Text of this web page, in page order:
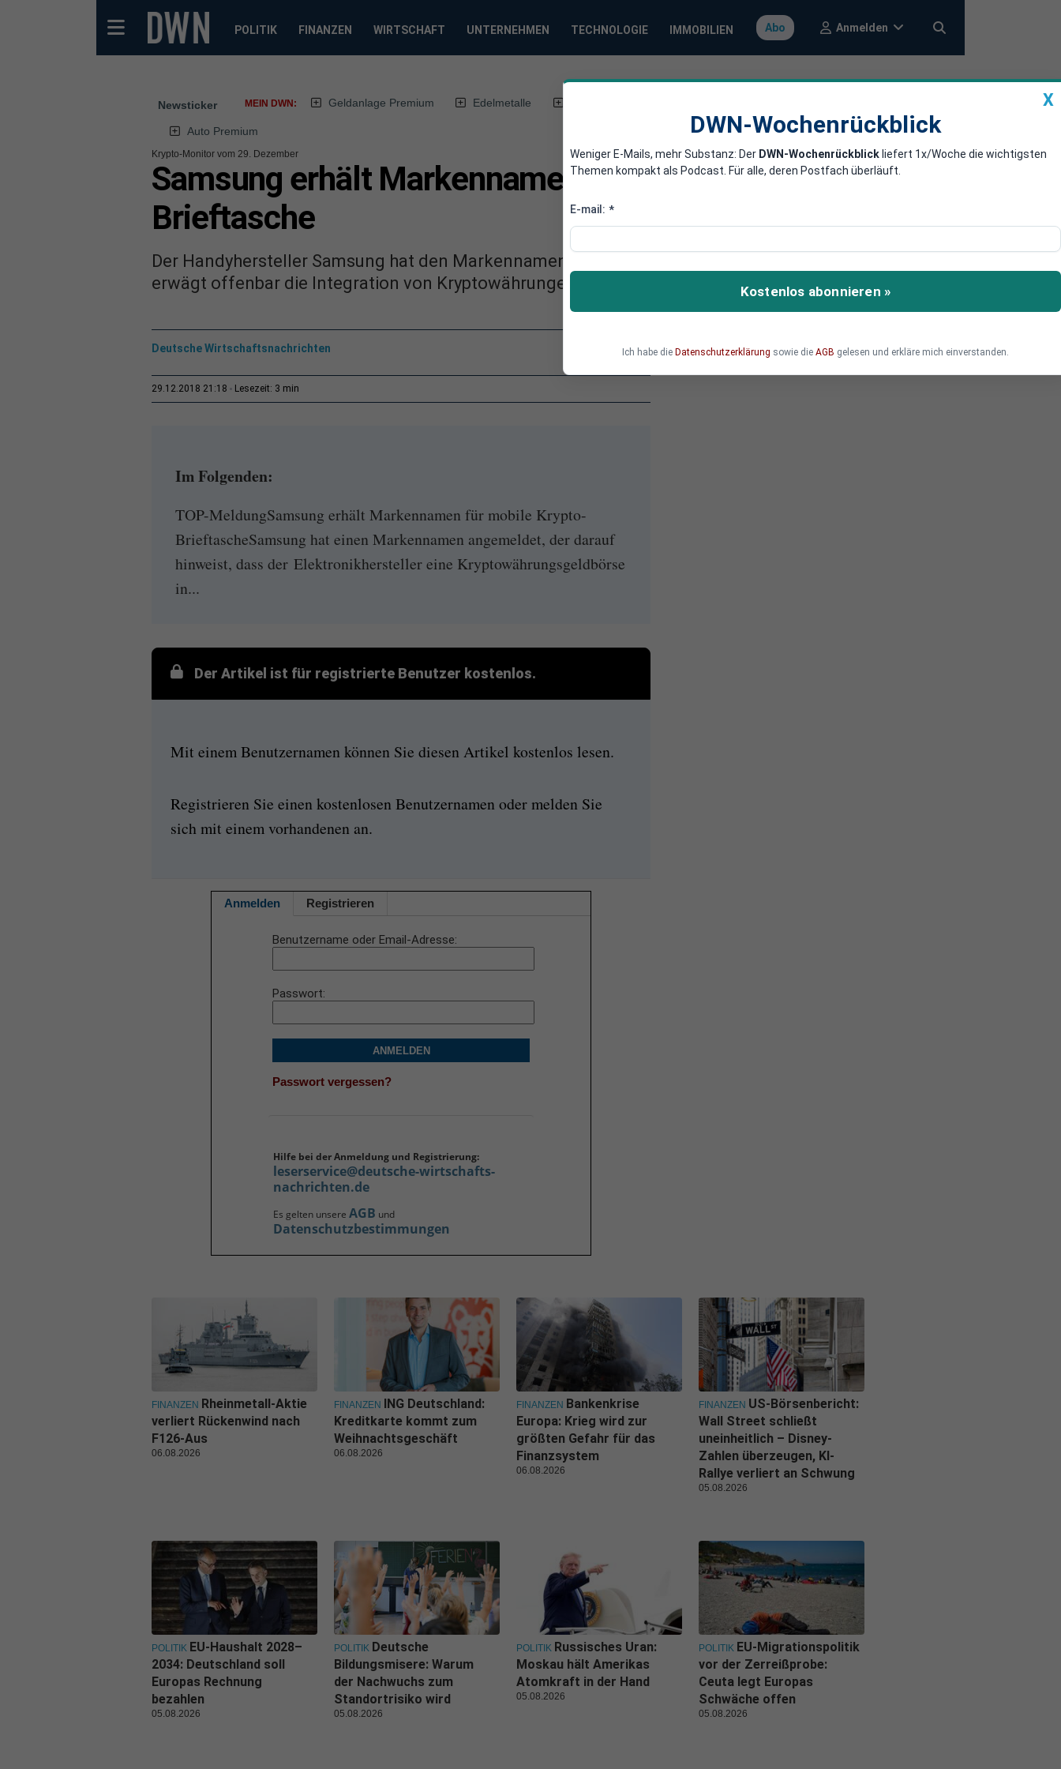
POLITIK FINANZEN WIRTSCHAFT UNTERNEHMEN TECHNOLOGIE IMMOBILIEN Abo Anmelden
Newsticker MEIN DWN: Geldanlage Premium Edelmetalle
Auto Premium
Krypto-Monitor vom 29. Dezember
Samsung erhält Markennamen für mobile Krypto-
Brieftasche
Der Handyhersteller Samsung hat den Markennamen „Samsung Crypto Wallet“ beantragt und
erwägt offenbar die Integration von Kryptowährungen.
Deutsche Wirtschaftsnachrichten
29.12.2018 21:18 Lesezeit: 3 min
Im Folgenden:
TOP-MeldungSamsung erhält Markennamen für mobile Krypto-
BrieftascheSamsung hat einen Markennamen angemeldet, der darauf
hinweist, dass der Elektronikhersteller eine Kryptowährungsgeldbörse
in...
Der Artikel ist für registrierte Benutzer kostenlos.
Mit einem Benutzernamen können Sie diesen Artikel kostenlos lesen.
Registrieren Sie einen kostenlosen Benutzernamen oder melden Sie
sich mit einem vorhandenen an.
Anmelden Registrieren
Benutzername oder Email-Adresse
Passwort
ANMELDEN
Passwort vergessen?
Hilfe bei der Anmeldung und Registrierung:
leserservice@deutsche-wirtschafts-
nachrichten.de
Es gelten unsere AGB und
Datenschutzbestimmungen
X
DWN-Wochenrückblick
Weniger E-Mails, mehr Substanz: Der DWN-Wochenrückblick liefert 1x/Woche die wichtigsten
Themen kompakt als Podcast. Für alle, deren Postfach überläuft.
E-mail: *
Kostenlos abonnieren »
Ich habe die Datenschutzerklärung sowie die AGB gelesen und erkläre mich einverstanden.
FINANZEN Rheinmetall-Aktie
verliert Rückenwind nach
F126-Aus
06.08.2026
FINANZEN ING Deutschland:
Kreditkarte kommt zum
Weihnachtsgeschäft
06.08.2026
FINANZEN Bankenkrise
Europa: Krieg wird zur
größten Gefahr für das
Finanzsystem
06.08.2026
FINANZEN US-Börsenbericht:
Wall Street schließt
uneinheitlich – Disney-
Zahlen überzeugen, KI-
Rallye verliert an Schwung
05.08.2026
POLITIK EU-Haushalt 2028–
2034: Deutschland soll
Europas Rechnung
bezahlen
05.08.2026
POLITIK Deutsche
Bildungsmisere: Warum
der Nachwuchs zum
Standortrisiko wird
05.08.2026
POLITIK Russisches Uran:
Moskau hält Amerikas
Atomkraft in der Hand
05.08.2026
POLITIK EU-Migrationspolitik
vor der Zerreißprobe:
Ceuta legt Europas
Schwäche offen
05.08.2026